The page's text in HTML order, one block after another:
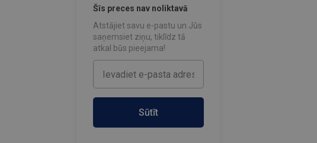
Šīs preces nav noliktavā
Atstājiet savu e-pastu un Jūs
saņemsiet ziņu, tiklīdz tā
atkal būs pieejama!
Sūtīt